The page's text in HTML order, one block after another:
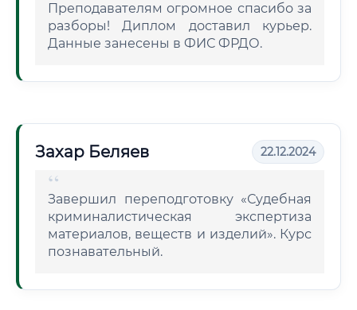
Преподавателям огромное спасибо за
разборы! Диплом доставил курьер.
Данные занесены в ФИС ФРДО.
Захар Беляев 22.12.2024
Завершил переподготовку «Судебная
криминалистическая экспертиза
материалов, веществ и изделий». Курс
познавательный.